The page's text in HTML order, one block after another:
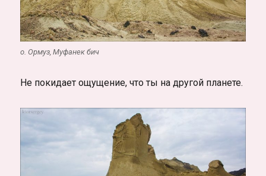
о. Ормуз, Муфанек бич
Не покидает ощущение, что ты на другой планете.